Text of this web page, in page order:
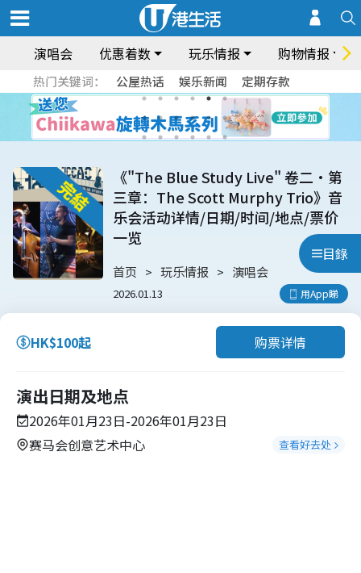
演唱会 优惠着数 玩乐情报 购物情报
热门关键词： 公屋热话 娱乐新闻 定期存款
目錄
《"The Blue Study Live" 卷二・第
三章：The Scott Murphy Trio》音
乐会活动详情/日期/时间/地点/票价
一览
首页 玩乐情报 演唱会
2026.01.13 用App睇
HK$100起 购票详情
演出日期及地点
2026年01月23日-2026年01月23日
赛马会创意艺术中心
查看好去处